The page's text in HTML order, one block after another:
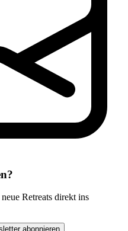
Retreats direkt ins